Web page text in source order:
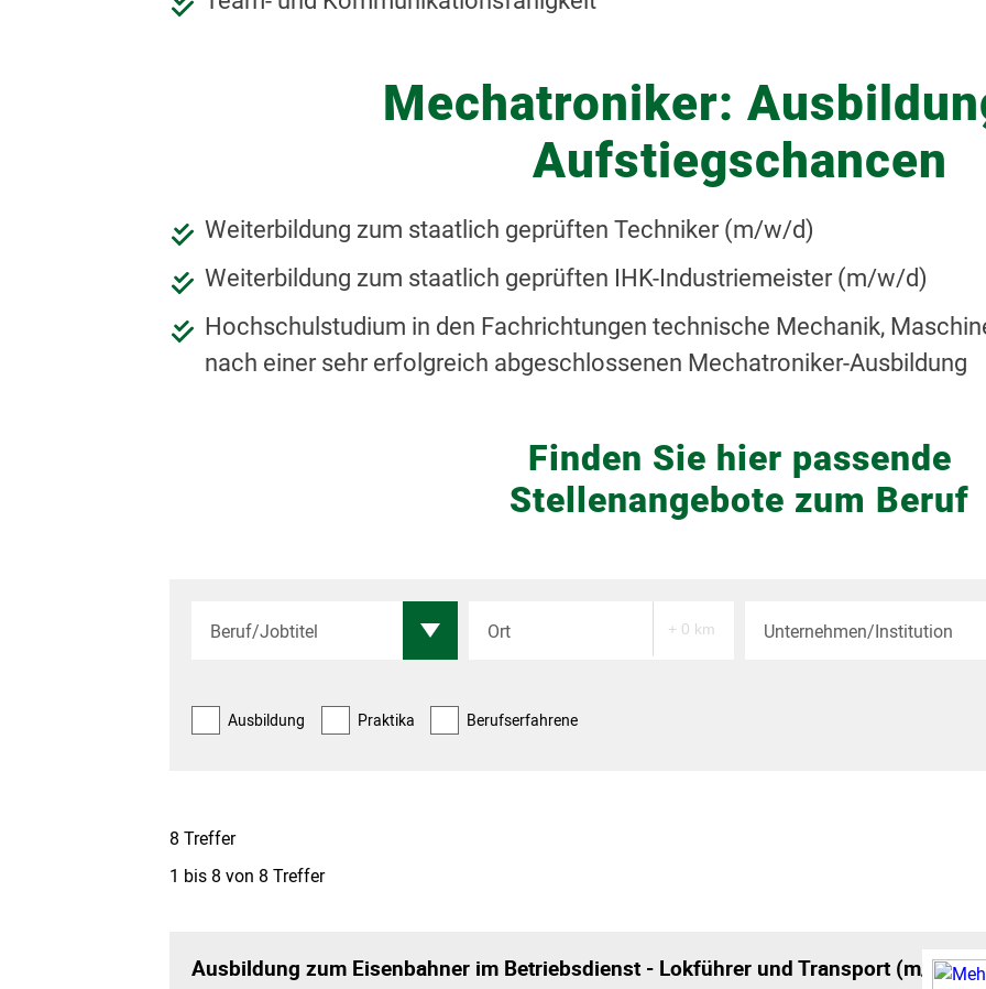
Mechatroniker:
Aufstiegschancen
Weiterbildung zum staatlich geprüften Techniker (m/w/d)
Weiterbildung zum staatlich geprüften IHK-Industriemeister (m/w/d)
Hochschulstudium in den Fachrichtungen technische Mechanik,
nach einer sehr erfolgreich abgeschlossenen Mechatroniker-Ausbildung
Finden Sie hier passende
Stellenangebote zum Beruf